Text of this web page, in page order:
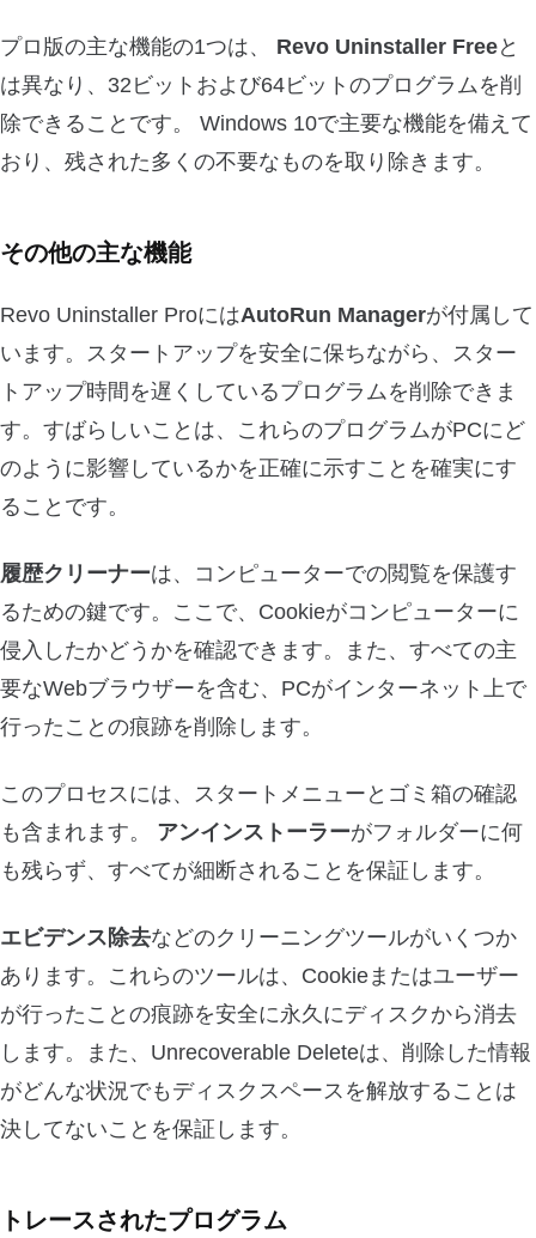
プロ版の主な機能の1つは、 Revo Uninstaller Freeと
は異なり、32ビットおよび64ビットのプログラムを削
除できることです。 Windows 10で主要な機能を備えて
おり、残された多くの不要なものを取り除きます。
その他の主な機能
Revo Uninstaller ProにはAutoRun Managerが付属して
います。スタートアップを安全に保ちながら、スター
トアップ時間を遅くしているプログラムを削除できま
す。すばらしいことは、これらのプログラムがPCにど
のように影響しているかを正確に示すことを確実にす
ることです。
履歴クリーナーは、コンピューターでの閲覧を保護す
るための鍵です。ここで、Cookieがコンピューターに
侵入したかどうかを確認できます。また、すべての主
要なWebブラウザーを含む、PCがインターネット上で
行ったことの痕跡を削除します。
このプロセスには、スタートメニューとゴミ箱の確認
も含まれます。 アンインストーラーがフォルダーに何
も残らず、すべてが細断されることを保証します。
エビデンス除去などのクリーニングツールがいくつか
あります。これらのツールは、Cookieまたはユーザー
が行ったことの痕跡を安全に永久にディスクから消去
します。また、Unrecoverable Deleteは、削除した情報
がどんな状況でもディスクスペースを解放することは
決してないことを保証します。
トレースされたプログラム